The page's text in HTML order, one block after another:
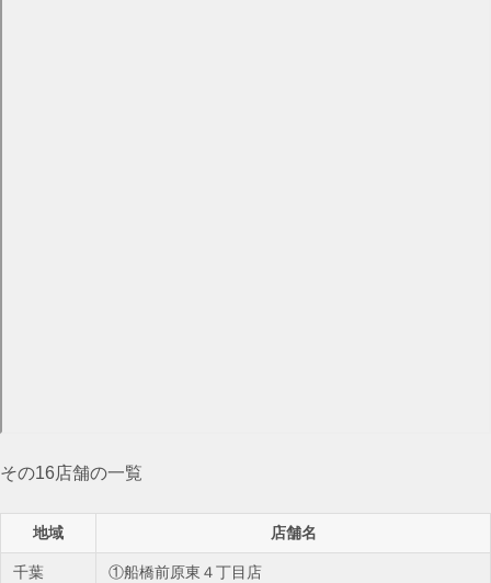
その16店舗の一覧
地域 店舗名
千葉
①船橋前原東４丁目店